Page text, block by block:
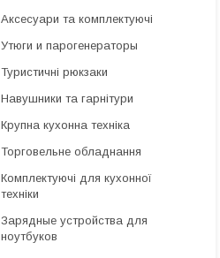
Аксесуари та комплектуючі
Утюги и парогенераторы
Туристичні рюкзаки
Навушники та гарнітури
Крупна кухонна техніка
Торговельне обладнання
Комплектуючі для кухонної
техніки
Зарядные устройства для
ноутбуков